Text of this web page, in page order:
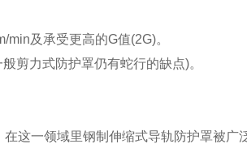
及承受更高的G值(2G)。
剪力式防护罩仍有蛇行的缺点)。
这一领域里钢制伸缩式导轨防护罩被广